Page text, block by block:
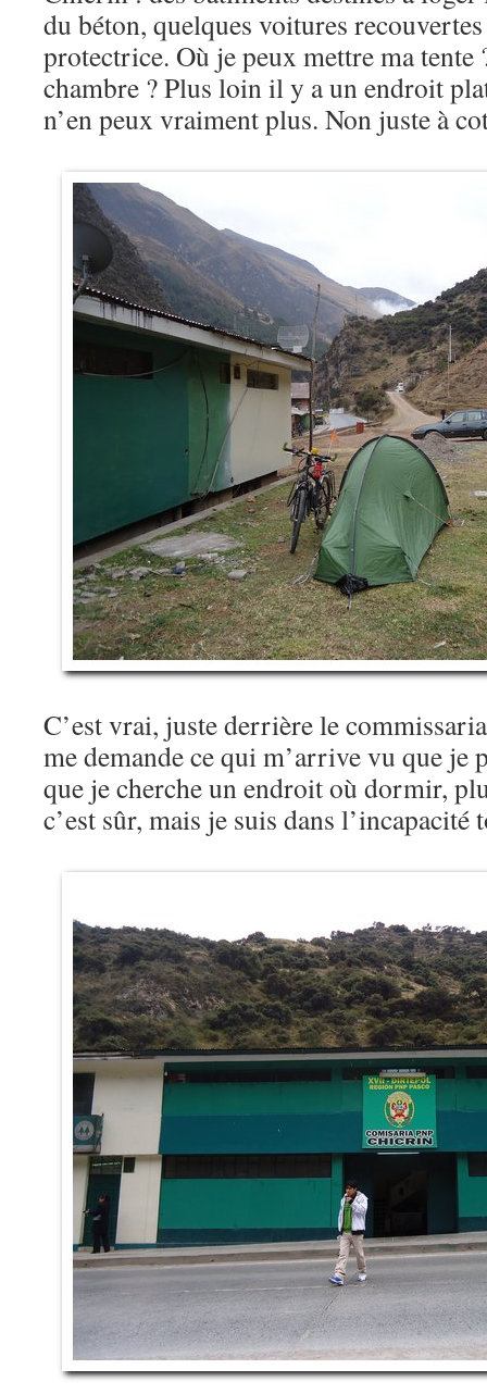
du béton, quelques voitures recouvertes
protectrice. Où je peux mettre ma tente
chambre ? Plus loin il y a un endroit
n’en peux vraiment plus. Non juste à
C’est vrai, juste derrière le
me demande ce qui m’arrive vu que je
que je cherche un endroit où dormir,
c’est sûr, mais je suis dans